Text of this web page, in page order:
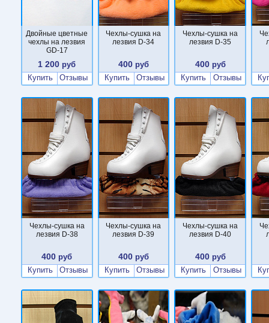
Двойные цветные
чехлы на лезвия
GD-17
1 200 руб
Купить
Отзывы
Чехлы-сушка на
лезвия D-34
400 руб
Купить
Отзывы
Чехлы-сушка на
лезвия D-35
400руб
Купить
Отзывы
Чехлы-сушка на
лезвия D-38
400 руб
Купить
Отзывы
Чехлы-сушка на
лезвия D-39
400 руб
Купить
Отзывы
Чехлы-сушка на
лезвия D-40
400руб
Купить
Отзывы